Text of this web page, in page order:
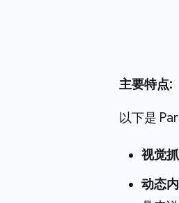
主要特点:
以下是
视觉
动态